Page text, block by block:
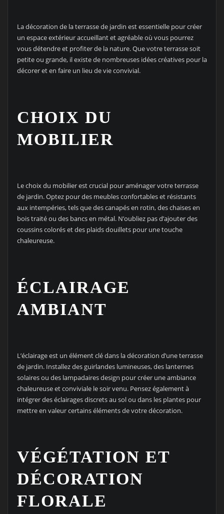
La décoration de la terrasse de jardin est essentielle pour créer
un espace extérieur accueillant et agréable où vous pourrez
vous détendre et profiter de la nature. Que votre terrasse soit
petite ou grande, il existe de nombreuses idées créatives pour la
décorer et en faire un lieu de vie convivial.
CHOIX DU
MOBILIER
Le choix du mobilier est crucial pour aménager votre terrasse
de jardin. Optez pour des meubles confortables et résistants
aux intempéries, tels que des canapés en rotin, des chaises en
bois traité ou des bancs en métal. N’oubliez pas d’ajouter des
coussins colorés et des plaids douillets pour une touche
chaleureuse.
ÉCLAIRAGE
AMBIANT
L’éclairage est un élément clé dans la décoration d’une terrasse
de jardin. Installez des guirlandes lumineuses, des lanternes
solaires ou des lampadaires design pour créer une ambiance
chaleureuse et conviviale le soir venu. Pensez également à
intégrer des éclairages discrets au sol ou dans les plantes pour
mettre en valeur certains éléments de votre décoration.
VÉGÉTATION ET
DÉCORATION
FLORALE